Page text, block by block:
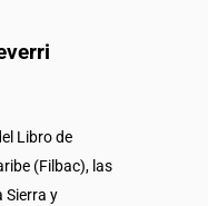
Libro de
(Filbac), las
Sierra y